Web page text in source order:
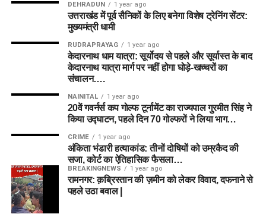
DEHRADUN 1 year ago
उत्तराखंड में पूर्व सैनिकों के लिए बनेगा विशेष ट्रेनिंग सेंटर:
मुख्यमंत्री धामी
RUDRAPRAYAG 1 year ago
केदारनाथ धाम यात्रा: सूर्योदय से पहले और सूर्यास्त के बाद
केदारनाथ यात्रा मार्ग पर नहीं होगा घोड़े-खच्चरों का
संचालन….
NAINITAL 1 year ago
20वें गवर्नर्स कप गोल्फ टूर्नामेंट का राज्यपाल गुरमीत सिंह ने
किया उद्घाटन, पहले दिन 70 गोल्फरों ने लिया भाग…
CRIME 1 year ago
अंकिता भंडारी हत्याकांड: तीनों दोषियों को उम्रकैद की
सजा, कोर्ट का ऐतिहासिक फैसला…
BREAKINGNEWS 1 year ago
रामनगर: क़ब्रिस्तान की ज़मीन को लेकर विवाद, दफनाने से
पहले उठा बवाल |